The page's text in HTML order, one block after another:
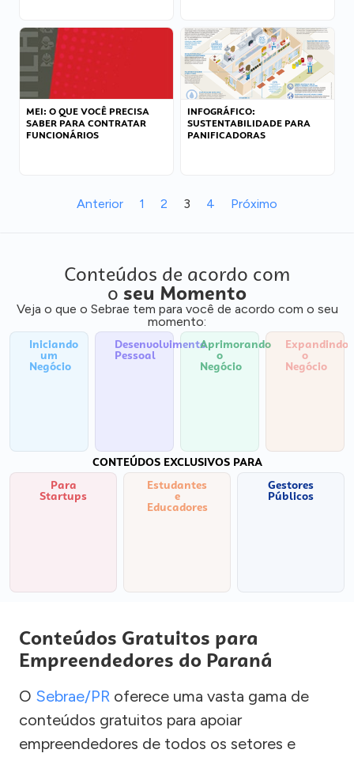
MEI: O QUE VOCÊ PRECISA
SABER PARA CONTRATAR
FUNCIONÁRIOS
INFOGRÁFICO:
SUSTENTABILIDADE PARA
PANIFICADORAS
Anterior 1 2 3 4 Próximo
Conteúdos de acordo com
o seu Momento
Veja o que o Sebrae tem para você de acordo com o seu
momento:
Iniciando
um
Negócio
Desenvolvimento
Pessoal
Aprimorando
o
Negócio
Expandindo
o
Negócio
CONTEÚDOS EXCLUSIVOS PARA
Para
Startups
Estudantes
e
Educadores
Gestores
Públicos
Conteúdos Gratuitos para
Empreendedores do Paraná
O Sebrae/PR oferece uma vasta gama de
conteúdos gratuitos para apoiar
empreendedores de todos os setores e